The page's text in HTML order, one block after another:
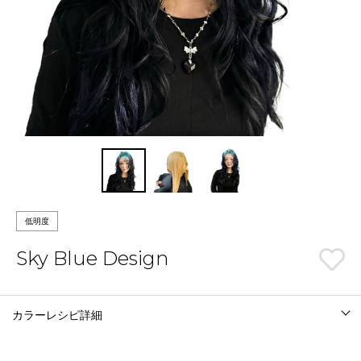
低明度
Sky Blue Design
カラーレシピ詳細